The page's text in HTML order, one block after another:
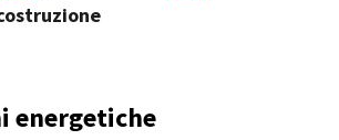
energetiche